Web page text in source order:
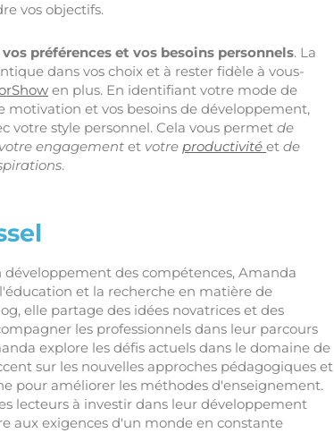
vos objectifs.
préférences et vos besoins personnels. La
dans vos choix et à rester fidèle à vous-
en plus. En identifiant votre mode de
motivation et vos besoins de développement,
votre style personnel. Cela vous permet de
engagement et votre productivité et de
.
des compétences, Amanda
et la recherche en matière de
elle partage des idées novatrices et des
les professionnels dans leur parcours
explore les défis actuels dans le domaine de
sur les nouvelles approches pédagogiques et
pour améliorer les méthodes d'enseignement.
lecteurs à investir dans leur développement
aux exigences d'un monde en constante